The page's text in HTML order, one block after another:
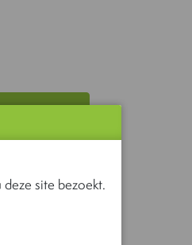
ONS
site bezoekt.